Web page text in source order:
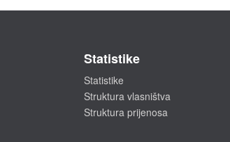
Statistike
Statistike
Struktura vlasništva
Struktura prijenosa